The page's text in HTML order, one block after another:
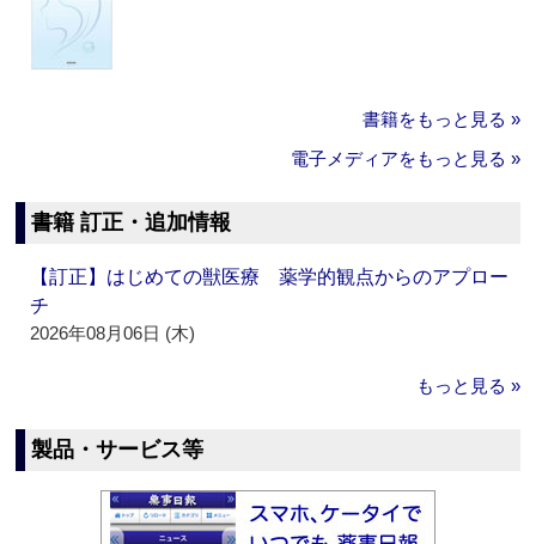
書籍をもっと見る »
電子メディアをもっと見る »
書籍 訂正・追加情報
【訂正】はじめての獣医療 薬学的観点からのアプロー
チ
2026年08月06日 (木)
もっと見る »
製品・サービス等